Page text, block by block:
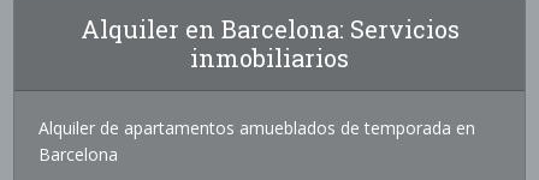
Alquiler en Barcelona: Servicios
inmobiliarios
Alquiler de apartamentos amueblados de temporada en
Barcelona